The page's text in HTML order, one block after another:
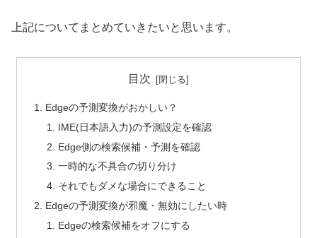
上記についてまとめていきたいと思います。
目次
Edgeの予測変換がおかしい？
IME(日本語入力)の予測設定を確認
Edge側の検索候補・予測を確認
一時的な不具合の切り分け
それでもダメな場合にできること
Edgeの予測変換が邪魔・無効にしたい時
Edgeの検索候補をオフにする